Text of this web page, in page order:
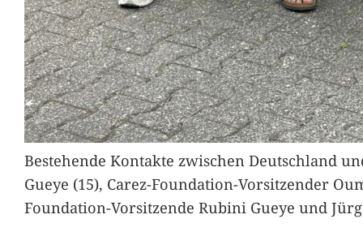
Bestehende Kontakte zwischen Deutschland
Gueye (15), Carez-Foundation-Vorsitzender
Foundation-Vorsitzende Rubini Gueye und